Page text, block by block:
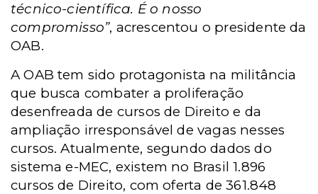
técnico-científica. É o nosso
compromisso”, acrescentou o presidente da
OAB.
A OAB tem sido protagonista na militância
que busca combater a proliferação
desenfreada de cursos de Direito e da
ampliação irresponsável de vagas nesses
cursos. Atualmente, segundo dados do
sistema e-MEC, existem no Brasil 1.896
cursos de Direito, com oferta de 361.848